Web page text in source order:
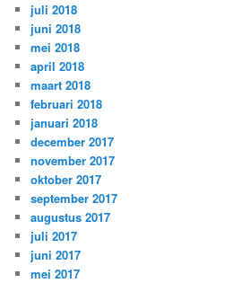
juli 2018
juni 2018
mei 2018
april 2018
maart 2018
februari 2018
januari 2018
december 2017
november 2017
oktober 2017
september 2017
augustus 2017
juli 2017
juni 2017
mei 2017